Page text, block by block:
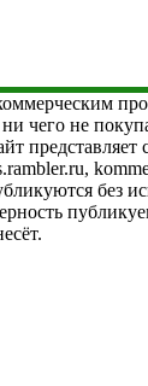
чего не
представляет
без